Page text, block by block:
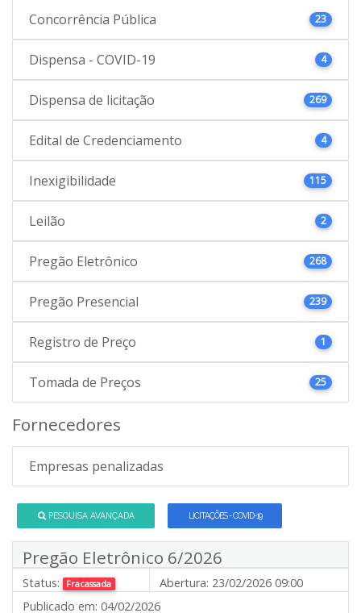
Concorrência Pública 23
Dispensa - COVID-19 4
Dispensa de licitação 269
Edital de Credenciamento 4
Inexigibilidade 115
Leilão 2
Pregão Eletrônico 268
Pregão Presencial 239
Registro de Preço 1
Tomada de Preços 25
Fornecedores
Empresas penalizadas
PESQUISA AVANÇADA LICITAÇÕES - COVID-19
Pregão Eletrônico 6/2026
Status: Fracassada Abertura: 23/02/2026 09:00
Publicado em: 04/02/2026